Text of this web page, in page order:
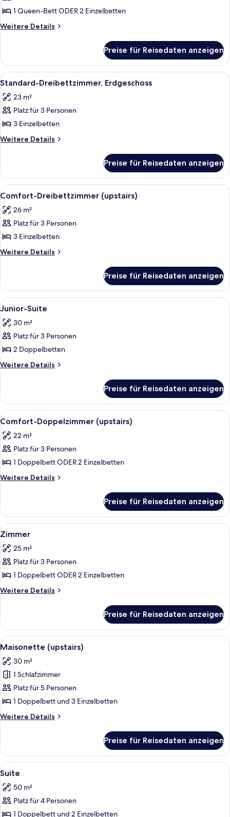
Doppelzimmer,
Erdgeschoss
1 Queen-Bett ODER 2 Einzelbetten
Weitere Details
Weitere
Doppelzimmer,
Erdgeschoss
Preise für Reisedaten anzeigen
Alle
Fotos
für
Standard-
Dreibettzimmer,
Erdgeschoss
Ein Hotelzimmer mit zwei Betten,
4
Standard-Dreibettzimmer, Erdgeschoss
23 m²
Platz für 3 Personen
3 Einzelbetten
Weitere Details
Weitere
Dreibettzimmer,
Erdgeschoss
Preise für Reisedaten anzeigen
Alle
Fotos
für
Comfort-
Dreibettzimmer
(upstairs)
Ein modernes Hotelzimmer mit zwei
3
Comfort-Dreibettzimmer (upstairs)
26 m²
Platz für 3 Personen
3 Einzelbetten
Weitere Details
Weitere
Dreibettzimmer
(upstairs)
Preise für Reisedaten anzeigen
Alle
Fotos
für
Junior-
Suite
anzeigen
Ein Hotelzimmer mit einem Bett,
3
Junior-Suite
30 m²
Platz für 3 Personen
2 Doppelbetten
Weitere Details
Weitere
Suite
Preise für Reisedaten anzeigen
Alle
Fotos
für
Comfort-
Doppelzimmer
(upstairs)
Ein Hotelzimmer mit Bett,
6
Comfort-Doppelzimmer (upstairs)
22 m²
Platz für 3 Personen
1 Doppelbett ODER 2 Einzelbetten
Weitere Details
Weitere
Doppelzimmer
(upstairs)
Preise für Reisedaten anzeigen
Alle
Fotos
für
Zimmer
anzeigen
4
Zimmer
25 m²
Platz für 3 Personen
1 Doppelbett ODER 2 Einzelbetten
Weitere Details
Weitere
Preise für Reisedaten anzeigen
Alle
Fotos
für
Maisonette
(upstairs)
anzeigen
Ein modernes Schlafzimmer mit
4
Maisonette (upstairs)
30 m²
1 Schlafzimmer
Platz für 5 Personen
1 Doppelbett und 3 Einzelbetten
Weitere Details
Weitere
(upstairs)
Preise für Reisedaten anzeigen
Alle
Fotos
für
Suite
Ein modernes Wohnzimmer mit
5
Suite
50 m²
Platz für 4 Personen
1 Doppelbett und 2 Einzelbetten